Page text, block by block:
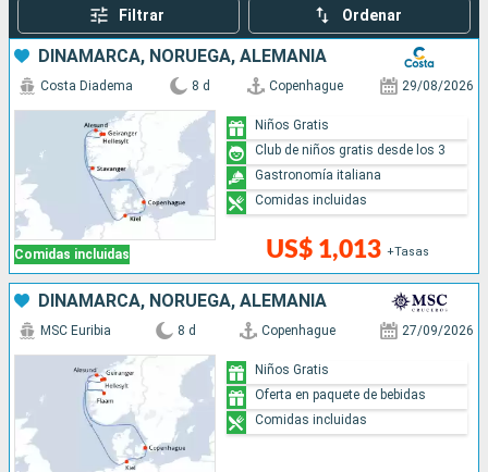
Filtrar Ordenar
DINAMARCA, NORUEGA, ALEMANIA
Comidas incluidas
Costa Diadema 8 d Copenhague 29/08/2026
US$ 1,013 +Tasas
Niños Gratis
Club de niños gratis desde los 3
Gastronomía italiana
Comidas incluidas
DINAMARCA, NORUEGA, ALEMANIA
MSC Euribia 8 d Copenhague 27/09/2026
Niños Gratis
Oferta en paquete de bebidas
Comidas incluidas